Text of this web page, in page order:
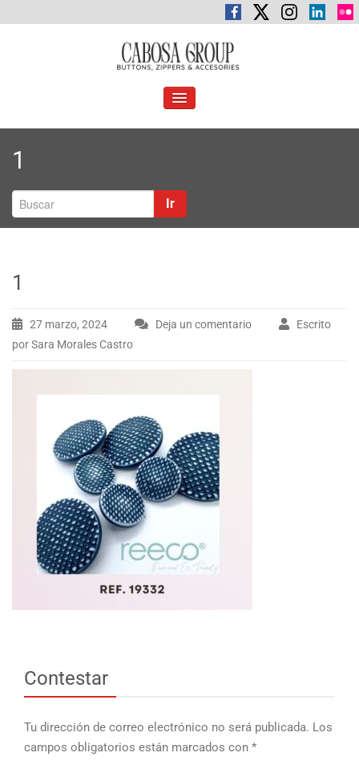
abosa Group
Botones, cremalleras y accesorios
ALTERNAR
1
Ir
1
27 marzo, 2024 Deja un comentario
Escrito
por Sara Morales Castro
Contestar
Tu dirección de correo electrónico no será publicada. Los
campos obligatorios están marcados con *